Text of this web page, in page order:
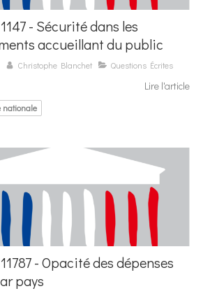
- Sécurité dans les
accueillant du public
Christophe Blanchet Questions Écrites
Lire l'article
nationale
- Opacité des dépenses
pays